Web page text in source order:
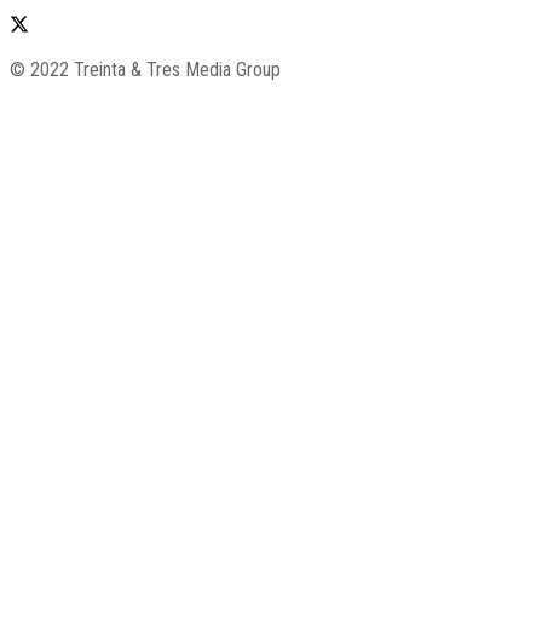
© 2022 Treinta & Tres Media Group